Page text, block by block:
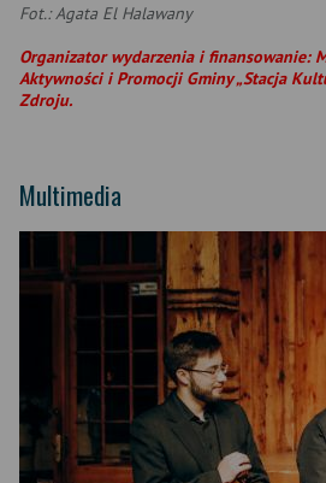
Fot.: Agata El Halawany
Organizator wydarzenia i finansowanie:
Aktywności i Promocji Gminy „Stacja
Zdroju.
Multimedia